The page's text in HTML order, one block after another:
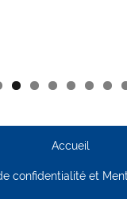
Accueil
confidentialité et